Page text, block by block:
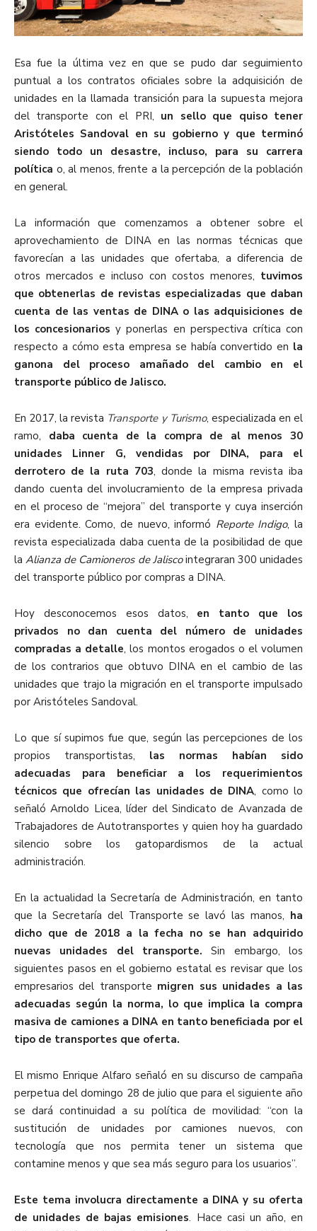
Esa fue la última vez en que se pudo dar seguimiento
puntual a los contratos oficiales sobre la adquisición de
unidades en la llamada transición para la supuesta mejora
del transporte con el PRI, un sello que quiso tener
Aristóteles Sandoval en su gobierno y que terminó
siendo todo un desastre, incluso, para su carrera
política o, al menos, frente a la percepción de la población
en general.
La información que comenzamos a obtener sobre el
aprovechamiento de DINA en las normas técnicas que
favorecían a las unidades que ofertaba, a diferencia de
otros mercados e incluso con costos menores, tuvimos
que obtenerlas de revistas especializadas que daban
cuenta de las ventas de DINA o las adquisiciones de
los concesionariosy ponerlas en perspectiva crítica con
respecto a cómo esta empresa se había convertido en la
ganona del proceso amañado del cambio en el
transporte público de Jalisco.
En 2017, la revista Transporte y Turismo, especializada en el
ramo, daba cuenta de la compra de al menos 30
unidades Linner G, vendidas por DINA, para el
derrotero de la ruta 703, donde la misma revista iba
dando cuenta del involucramiento de la empresa privada
en el proceso de “mejora” del transporte y cuya inserción
era evidente. Como, de nuevo, informó Reporte Indigo, la
revista especializada daba cuenta de la posibilidad de que
laAlianza de Camioneros de Jaliscointegraran 300 unidades
del transporte público por compras a DINA.
Hoy desconocemos esos datos, en tanto que los
privados no dan cuenta del número de unidades
compradas a detalle, los montos erogados o el volumen
de los contrarios que obtuvo DINA en el cambio de las
unidades que trajo la migración en el transporte impulsado
por Aristóteles Sandoval.
Lo que sí supimos fue que, según las percepciones de los
propios transportistas, las normas habían sido
adecuadas para beneficiar a los requerimientos
técnicos que ofrecían las unidades de DINA, como lo
señaló Arnoldo Licea, líder del Sindicato de Avanzada de
Trabajadores de Autotransportes y quien hoy ha guardado
silencio sobre los gatopardismos de la actual
administración.
En la actualidad la Secretaría de Administración, en tanto
que la Secretaría del Transporte se lavó las manos, ha
dicho que de 2018 a la fecha no se han adquirido
nuevas unidades del transporte.Sin embargo, los
siguientes pasos en el gobierno estatal es revisar que los
empresarios del transporte migren sus unidades a las
adecuadas según la norma, lo que implica la compra
masiva de camiones a DINA en tanto beneficiada por el
tipo de transportes que oferta.
El mismo Enrique Alfaro señaló en su discurso de campaña
perpetua del domingo 28 de julio que para el siguiente año
se dará continuidad a su política de movilidad: “con la
sustitución de unidades por camiones nuevos, con
tecnología que nos permita tener un sistema que
contamine menos y que sea más seguro para los usuarios”.
Este tema involucra directamente a DINA y su oferta
de unidades de bajas emisiones. Hace casi un año, en